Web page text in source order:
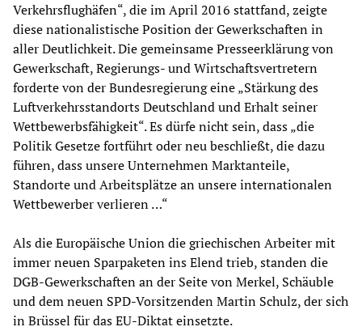
Verkehrsflughäfen“, die im April 2016 stattfand, zeigte
diese nationalistische Position der Gewerkschaften in
aller Deutlichkeit. Die gemeinsame Presseerklärung von
Gewerkschaft, Regierungs- und Wirtschaftsvertretern
forderte von der Bundesregierung eine „Stärkung des
Luftverkehrsstandorts Deutschland und Erhalt seiner
Wettbewerbsfähigkeit“. Es dürfe nicht sein, dass „die
Politik Gesetze fortführt oder neu beschließt, die dazu
führen, dass unsere Unternehmen Marktanteile,
Standorte und Arbeitsplätze an unsere internationalen
Wettbewerber verlieren …“
Als die Europäische Union die griechischen Arbeiter mit
immer neuen Sparpaketen ins Elend trieb, standen die
DGB-Gewerkschaften an der Seite von Merkel, Schäuble
und dem neuen SPD-Vorsitzenden Martin Schulz, der sich
in Brüssel für das EU-Diktat einsetzte.